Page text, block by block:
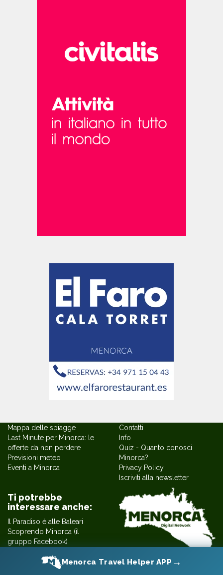
Menorca Travel Helper APP →
Mappa delle spiagge
Last Minute per Minorca: le
offerte da non perdere
Previsioni meteo
Eventi a Minorca
Contatti
Info
Quiz - Quanto conosci
Minorca?
Privacy Policy
Iscriviti alla newsletter
Ti potrebbe
interessare anche:
Il Paradiso è alle Baleari
Scoprendo Minorca (il
gruppo Facebook)
Minorca curiosa by Gloria
MENORCA DIGITAL NETWORK